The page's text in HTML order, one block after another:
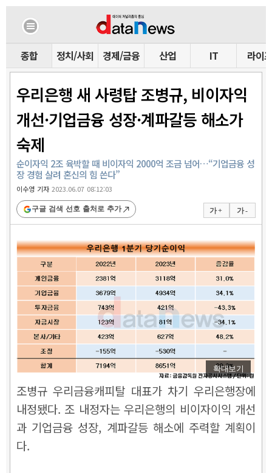
종합 정치/사회 경제/금융 산업 IT 라이프
우리은행 새 사령탑 조병규, 비이자익
개선·기업금융 성장·계파갈등 해소가
숙제
순이자익 2조 육박할 때 비이자익 2000억 조금 넘어…“기업금융 성
장 경험 살려 혼신의 힘 쓴다”
이수영 기자2023.06.07 08:12:03
가 + 가 -
구글 검색 선호 출처로 추가
확대보기
조병규 우리금융캐피탈 대표가 차기 우리은행장에
내정됐다. 조 내정자는 우리은행의 비이자이익 개선
과 기업금융 성장, 계파갈등 해소에 주력할 계획이
다.